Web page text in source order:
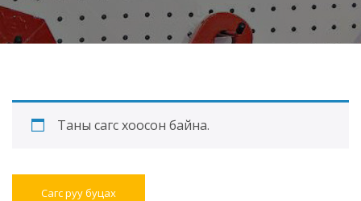
Таны сагс хоосон байна.
Сагс руу буцах